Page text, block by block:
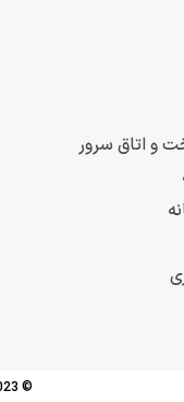
و اتاق سرور
© 2023 Fidar Electronics co. All rights reserved